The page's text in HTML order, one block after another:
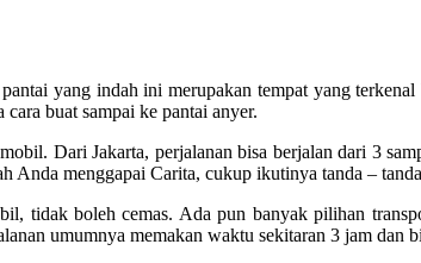
yang indah ini merupakan tempat yang
buat sampai ke pantai anyer.
Dari Jakarta, perjalanan bisa berjalan dari 3
Anda menggapai Carita, cukup ikutinya tanda –
tidak boleh cemas. Ada pun banyak pilihan
umumnya memakan waktu sekitaran 3 jam dan